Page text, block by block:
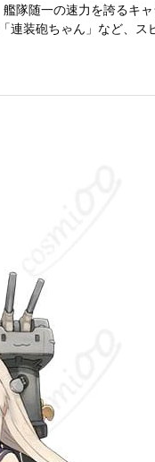
隊随一の速力を誇る
装砲ちゃん」など、